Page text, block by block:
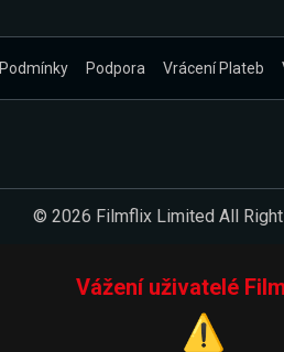
Podmínky Podpora Vrácení Plateb
© 2026 Filmflix Limited All
Vážení uživatelé
⚠️